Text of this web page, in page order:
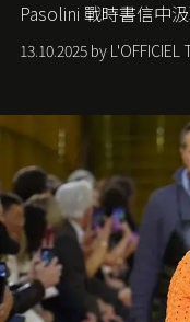
Pasolini 戰時書信中
中找尋希望的微光。
13.10.2025 by L'OFFICIEL